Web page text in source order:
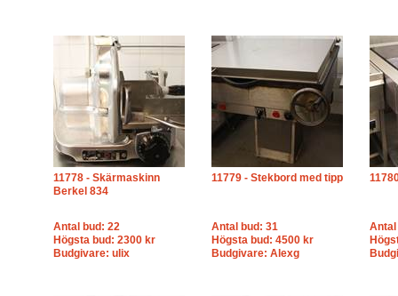
11778 - Skärmaskinn
Berkel 834
Antal bud: 22
Högsta bud: 2300 kr
Budgivare: ulix
11779 - Stekbord med tipp
Antal bud: 31
Högsta bud: 4500 kr
Budgivare: Alexg
Antal